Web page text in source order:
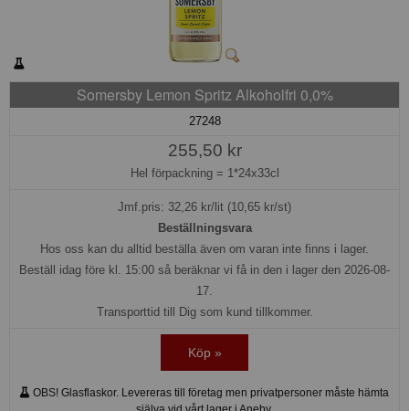
Somersby Lemon Spritz Alkoholfri 0,0%
27248
255,50 kr
Hel förpackning = 1*24x33cl
Jmf.pris: 32,26 kr/lit (10,65 kr/st)
Beställningsvara
Hos oss kan du alltid beställa även om varan inte finns i lager.
Beställ idag före kl. 15:00 så beräknar vi få in den i lager den 2026-08-
17.
Transporttid till Dig som kund tillkommer.
Köp »
OBS! Glasflaskor. Levereras till företag men privatpersoner måste hämta